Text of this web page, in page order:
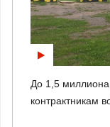
До 1,5
контрактникам